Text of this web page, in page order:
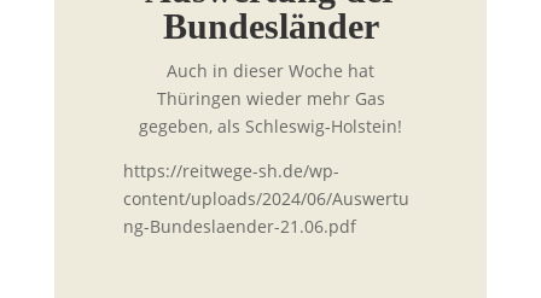
Bundesländer
Auch in dieser Woche hat
Thüringen wieder mehr Gas
gegeben, als Schleswig-Holstein!
https://reitwege-sh.de/wp-
content/uploads/2024/06/Auswertu
ng-Bundeslaender-21.06.pdf